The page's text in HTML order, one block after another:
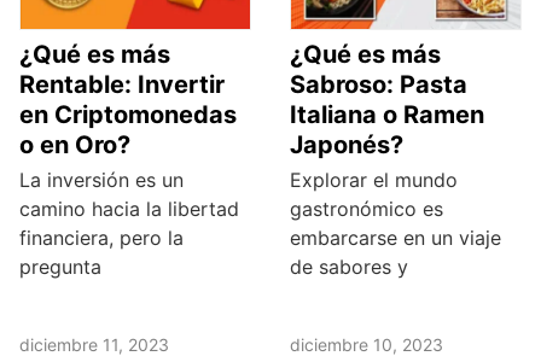
¿Qué es más
Rentable: Invertir
en Criptomonedas
o en Oro?
La inversión es un
camino hacia la libertad
financiera, pero la
pregunta
¿Qué es más
Sabroso: Pasta
Italiana o Ramen
Japonés?
Explorar el mundo
gastronómico es
embarcarse en un viaje
de sabores y
diciembre 11, 2023 diciembre 10, 2023